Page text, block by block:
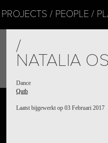
PROJECTS PEOPLE
/
NATALIA
Dance
Qutb
Laatst bijgewerkt op 03 Februari 2017